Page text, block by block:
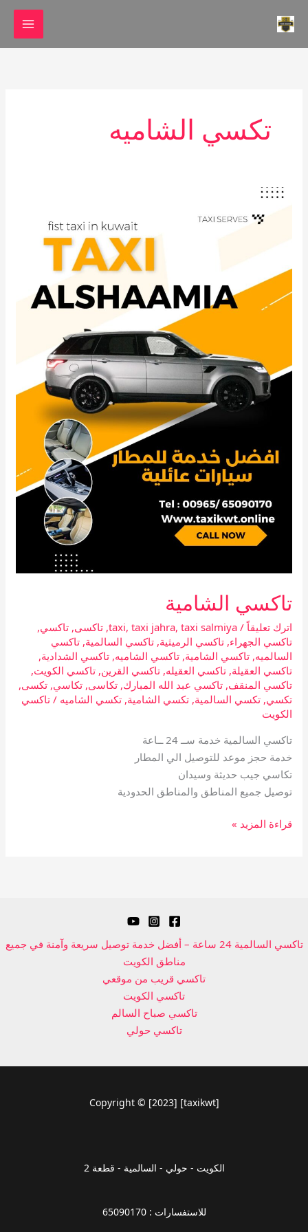
إلى
تكسي الشاميه
تاكسي الشامية
اترك تعليقاً /
taxi, taxi jahra, taxi salmiya
,تاكسى,تاكسي,
تاكسي الجهراء,تاكسي الرميثية,تاكسي السالمية,تاكسي
السالميه,تاكسي الشامية,تاكسي الشاميه,تاكسي الشدادية,
تاكسي العقيلة,تاكسي العقيله,تاكسي القرين,تاكسي الكويت,
تاكسي المنقف,تاكسي عبد الله المبارك,تكاسى,تكاسي,تكسى,
تكسي,تكسي السالمية,تكسي الشامية,تكسي الشاميه /تاكسي
الكويت
تاكسي السالمية خدمة ســ 24 ــاعة
خدمة حجز موعد للتوصيل الي المطار
تكاسي جيب حديثة وسيدان
توصيل جميع المناطق والمناطق الحدودية
تاكسي
الشامية
قراءة المزيد »
تاكسي السالمية 24 ساعة – أفضل خدمة توصيل سريعة وآمنة في جميع
مناطق الكويت
تاكسي قريب من موقعي
تاكسي الكويت
تاكسي صباح السالم
تاكسي حولي
Copyright © [2023] [taxikwt]
الكويت - حولي - السالمية - قطعة 2
للاستفسارات : 65090170